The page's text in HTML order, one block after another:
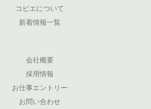
コピエについて
新着情報一覧
会社概要
採用情報
お仕事エントリー
お問い合わせ